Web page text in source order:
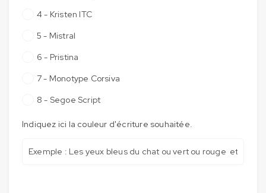
4 - Kristen ITC
5 - Mistral
6 - Pristina
7 - Monotype Corsiva
8 - Segoe Script
Indiquez ici la couleur d'écriture souhaitée.